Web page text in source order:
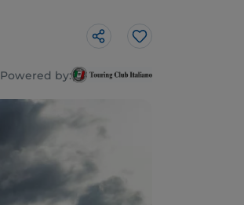
Me gusta
Powered by: